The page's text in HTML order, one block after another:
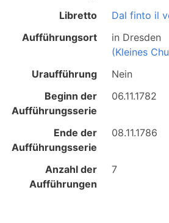
Libretto
Dal finto il
Aufführungsort
in Dresden
(Kleines
Uraufführung
Nein
Beginn der
Aufführungsserie
06.11.1782
Ende der
Aufführungsserie
08.11.1786
Anzahl der
Aufführungen
7